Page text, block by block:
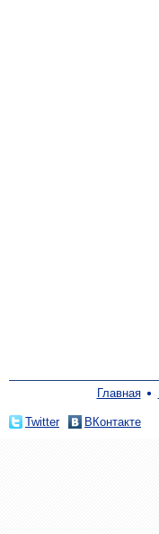
Главная
Twitter ВКонтакте